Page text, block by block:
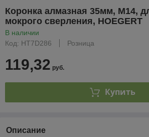
Коронка алмазная 35мм, М14,
мокрого сверления, HOEGERT
В наличии
Код: HT7D286
Розница
119,32 руб.
Купить
Описание